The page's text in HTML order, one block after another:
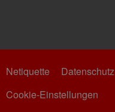
Netiquette Datenschutz
Cookie-Einstellungen